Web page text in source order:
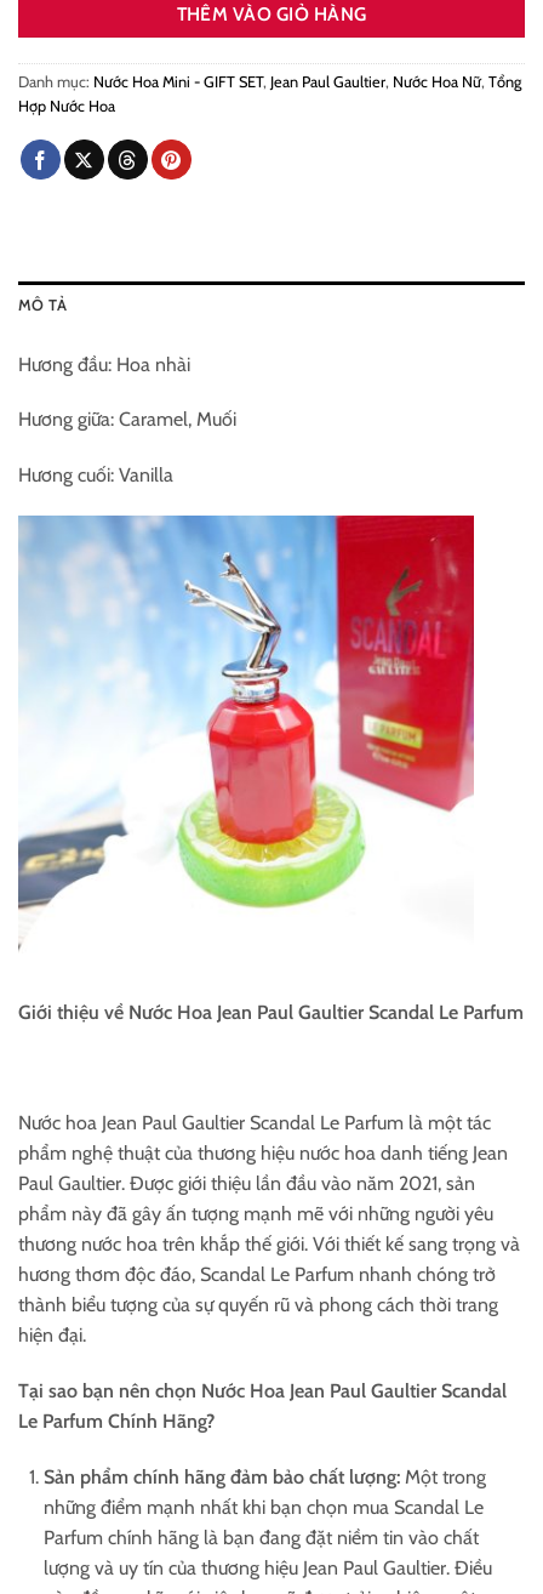
THÊM VÀO GIỎ HÀNG
Danh mục: Nước Hoa Mini - GIFT SET, Jean Paul Gaultier, Nước Hoa Nữ, Tổng
Hợp Nước Hoa
MÔ TẢ
Hương đầu: Hoa nhài
Hương giữa: Caramel, Muối
Hương cuối: Vanilla
Giới thiệu về Nước Hoa Jean Paul Gaultier Scandal Le Parfum
Nước hoa Jean Paul Gaultier Scandal Le Parfum là một tác
phẩm nghệ thuật của thương hiệu nước hoa danh tiếng Jean
Paul Gaultier. Được giới thiệu lần đầu vào năm 2021, sản
phẩm này đã gây ấn tượng mạnh mẽ với những người yêu
thương nước hoa trên khắp thế giới. Với thiết kế sang trọng và
hương thơm độc đáo, Scandal Le Parfum nhanh chóng trở
thành biểu tượng của sự quyến rũ và phong cách thời trang
hiện đại.
Tại sao bạn nên chọn Nước Hoa Jean Paul Gaultier Scandal
Le Parfum Chính Hãng?
Sản phẩm chính hãng đảm bảo chất lượng:Một trong
những điểm mạnh nhất khi bạn chọn mua Scandal Le
Parfum chính hãng là bạn đang đặt niềm tin vào chất
lượng và uy tín của thương hiệu Jean Paul Gaultier. Điều